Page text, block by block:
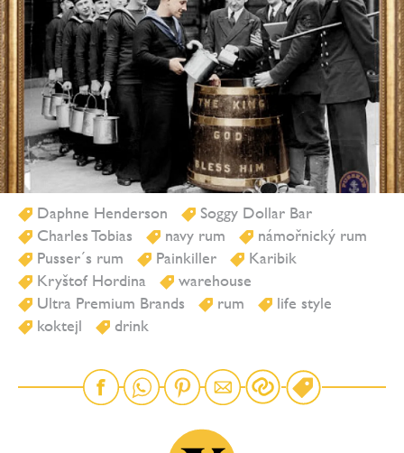
Daphne Henderson
Soggy Dollar Bar
Charles Tobias
navy rum
námořnický rum
Pusser´s rum
Painkiller
Karibik
Kryštof Hordina
warehouse
Ultra Premium Brands
rum
life style
koktejl
drink